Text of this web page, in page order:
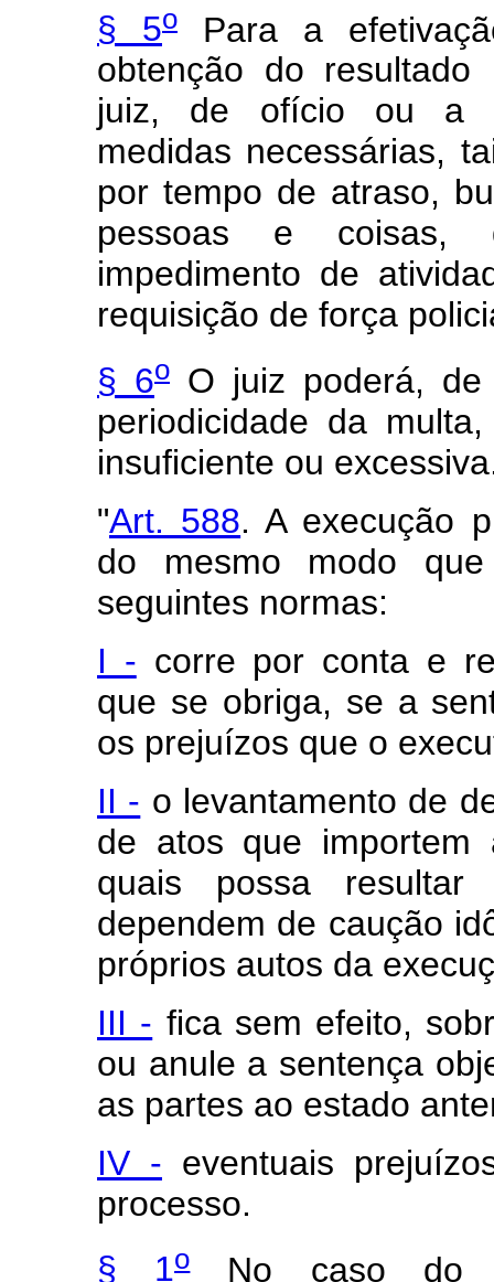
§ 5o Para a
obtenção do
juiz, de ofício ou a
medidas necessárias,
por tempo de atraso,
pessoas e coisas,
impedimento de
requisição de força
§ 6o O juiz poderá,
periodicidade da
insuficiente ou
"Art. 588. A execução
do mesmo modo
seguintes normas:
I - corre por conta e
que se obriga, se a
os prejuízos que o
II - o levantamento de
de atos que importem
quais possa
dependem de caução
próprios autos da
III - fica sem efeito,
ou anule a sentença
as partes ao estado
IV - eventuais
processo.
§ 1oNo caso do